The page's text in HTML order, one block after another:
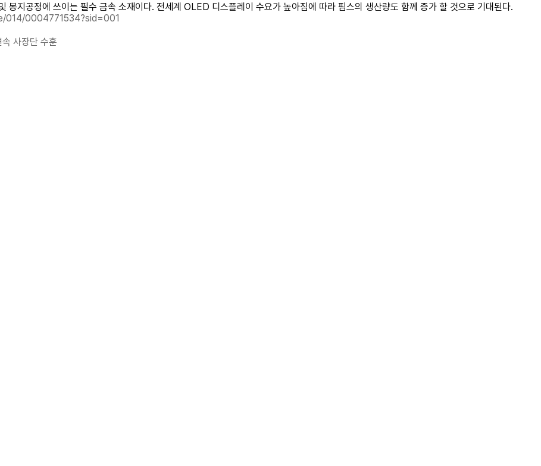
지공정에 쓰이는 필수 금속 소재이다. 전세계 OLED 디스플레이 수요가 높아짐에 따라 핌스의 생산량도 함께 증가 할 것으로 기대된다.
014/0004771534?sid=001
사장단 수훈